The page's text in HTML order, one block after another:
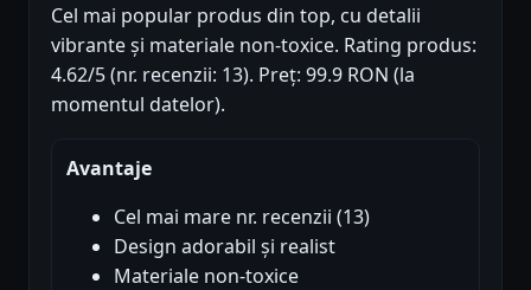
Cel mai popular produs din top, cu detalii
vibrante și materiale non-toxice. Rating produs:
4.62/5 (nr. recenzii: 13). Preț: 99.9 RON (la
momentul datelor).
Avantaje
Cel mai mare nr. recenzii (13)
Design adorabil și realist
Materiale non-toxice